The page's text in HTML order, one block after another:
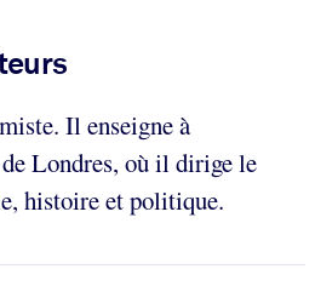
Il enseigne à
Londres, où il dirige le
histoire et politique.